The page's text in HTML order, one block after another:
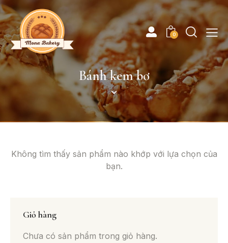
0
Bánh kem bơ
Không tìm thấy sản phẩm nào khớp với lựa chọn của
bạn.
Giỏ hàng
Chưa có sản phẩm trong giỏ hàng.